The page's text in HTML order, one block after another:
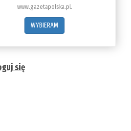
www.gazetapolska.pl.
WYBIERAM
się